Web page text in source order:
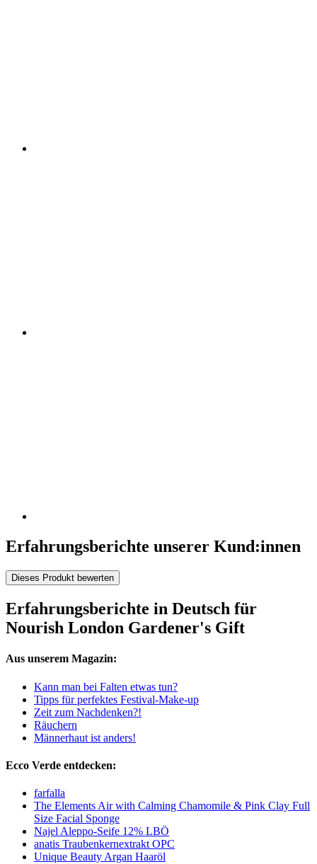
Erfahrungsberichte unserer Kund:innen
Dieses Produkt bewerten
Erfahrungsberichte in Deutsch für
Nourish London Gardener's Gift
Aus unserem Magazin:
Kann man bei Falten etwas tun?
Tipps für perfektes Festival-Make-up
Zeit zum Nachdenken?!
Räuchern
Männerhaut ist anders!
Ecco Verde entdecken:
farfalla
The Elements Air with Calming Chamomile & Pink Clay Full
Size Facial Sponge
Najel Aleppo-Seife 12% LBÖ
anatis Traubenkernextrakt OPC
Unique Beauty Argan Haaröl